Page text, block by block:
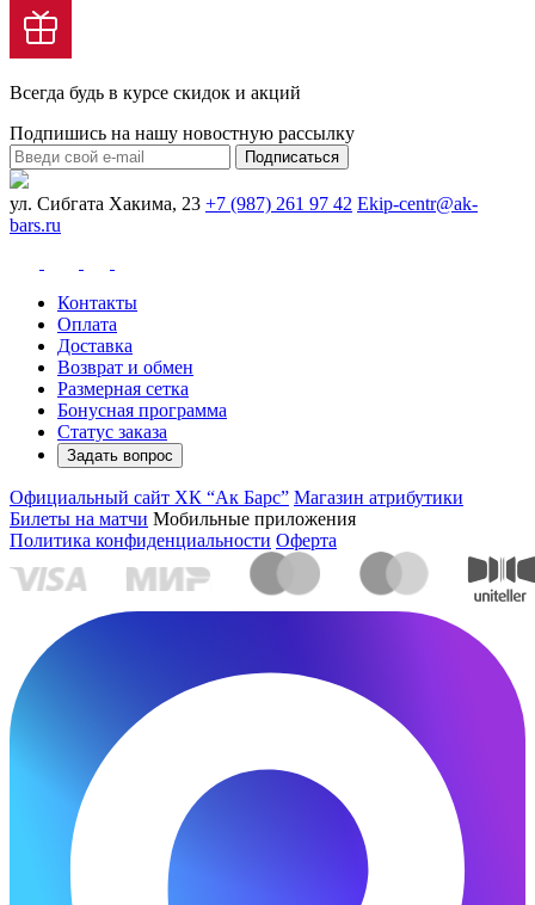
Всегда будь в курсе скидок и акций
Подпишись на нашу новостную рассылку
Подписаться
ул. Сибгата Хакима, 23 +7 (987) 261 97 42 Ekip-centr@ak-
bars.ru
Контакты
Оплата
Доставка
Возврат и обмен
Размерная сетка
Бонусная программа
Статус заказа
Задать вопрос
Официальный сайт ХК “Ак Барс” Магазин атрибутики
Билеты на матчи Мобильные приложения
Политика конфиденциальности Оферта